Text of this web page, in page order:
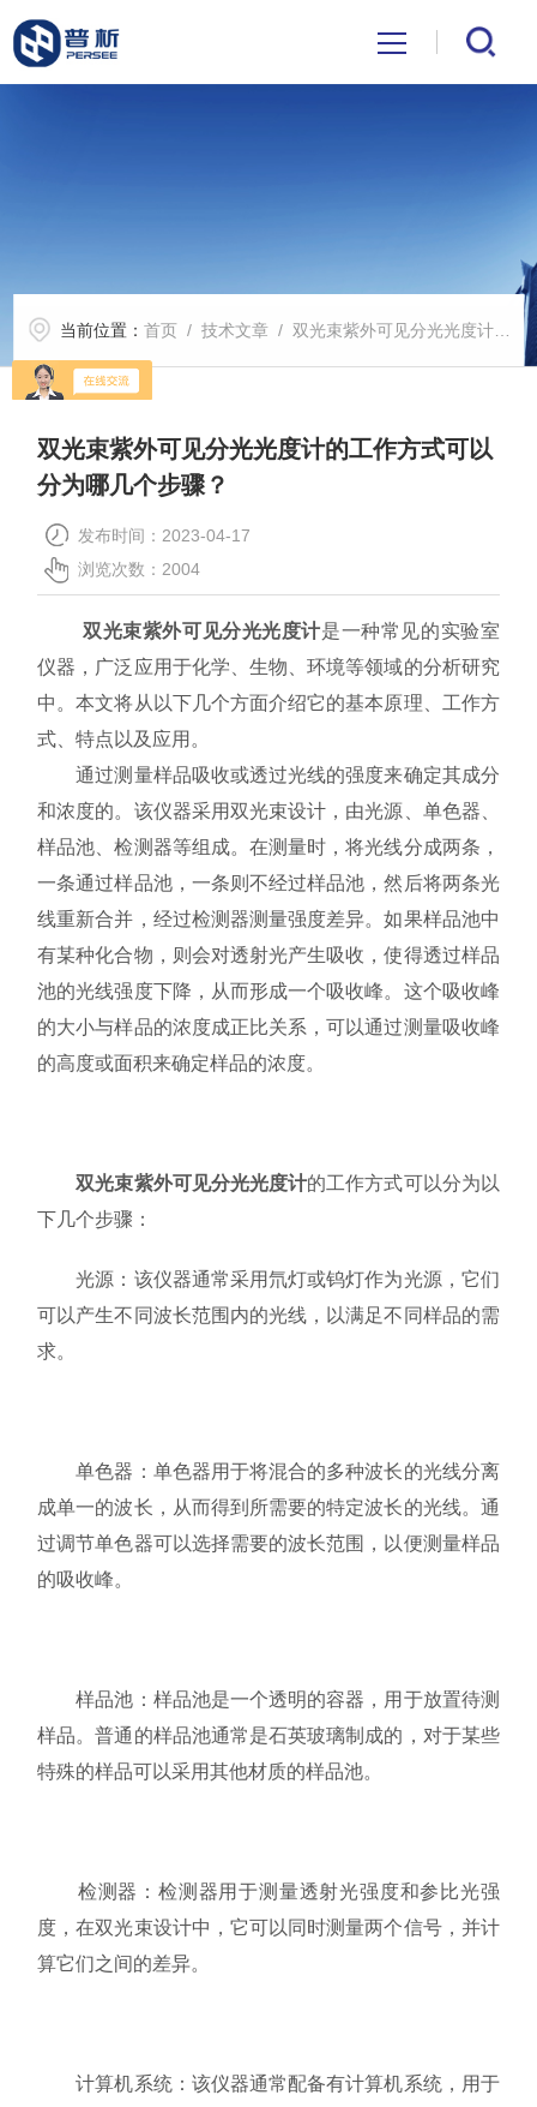
公司新闻
当前位置：首页 /技术文章 / 双光束紫外可见分光光度计的工作方式可以分为哪几个步骤？
双光束紫外可见分光光度计的工作方式可以
分为哪几个步骤？
发布时间：2023-04-17
浏览次数：2004
双光束紫外可见分光光度计是一种常见的实验室
仪器，广泛应用于化学、生物、环境等领域的分析研究
中。本文将从以下几个方面介绍它的基本原理、工作方
式、特点以及应用。
通过测量样品吸收或透过光线的强度来确定其成分
和浓度的。该仪器采用双光束设计，由光源、单色器、
样品池、检测器等组成。在测量时，将光线分成两条，
一条通过样品池，一条则不经过样品池，然后将两条光
线重新合并，经过检测器测量强度差异。如果样品池中
有某种化合物，则会对透射光产生吸收，使得透过样品
池的光线强度下降，从而形成一个吸收峰。这个吸收峰
的大小与样品的浓度成正比关系，可以通过测量吸收峰
的高度或面积来确定样品的浓度。
双光束紫外可见分光光度计的工作方式可以分为以
下几个步骤：
光源：该仪器通常采用氘灯或钨灯作为光源，它们
可以产生不同波长范围内的光线，以满足不同样品的需
求。
单色器：单色器用于将混合的多种波长的光线分离
成单一的波长，从而得到所需要的特定波长的光线。通
过调节单色器可以选择需要的波长范围，以便测量样品
的吸收峰。
样品池：样品池是一个透明的容器，用于放置待测
样品。普通的样品池通常是石英玻璃制成的，对于某些
特殊的样品可以采用其他材质的样品池。
检测器：检测器用于测量透射光强度和参比光强
度，在双光束设计中，它可以同时测量两个信号，并计
算它们之间的差异。
计算机系统：该仪器通常配备有计算机系统，用于